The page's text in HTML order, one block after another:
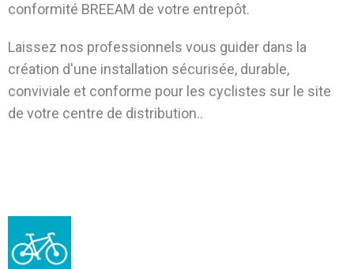
conformité BREEAM de votre entrepôt.
Laissez nos professionnels vous guider dans la
création d'une installation sécurisée, durable,
conviviale et conforme pour les cyclistes sur le site
de votre centre de distribution..